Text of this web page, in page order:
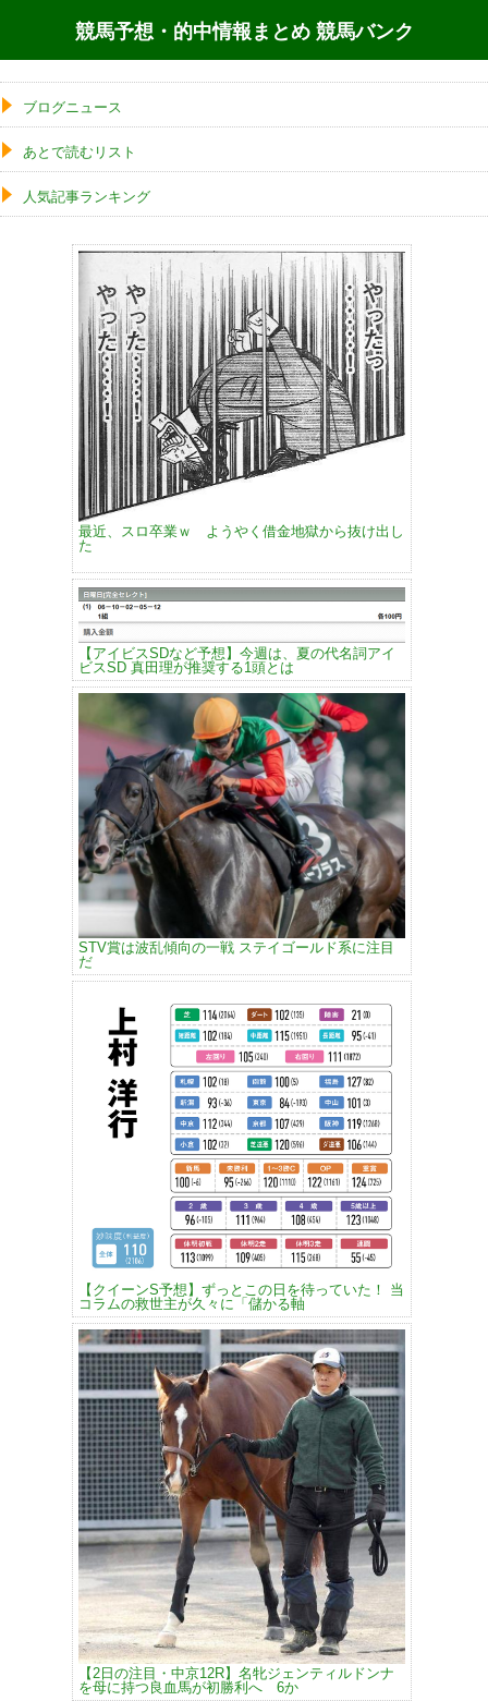
競馬予想・的中情報まとめ 競馬バンク
ブログニュース
あとで読むリスト
人気記事ランキング
最近、スロ卒業ｗ ようやく借金地獄から抜け出し
た
【アイビスSDなど予想】今週は、夏の代名詞アイ
ビスSD 真田理が推奨する1頭とは
STV賞は波乱傾向の一戦 ステイゴールド系に注目
だ
【クイーンS予想】ずっとこの日を待っていた！ 当
コラムの救世主が久々に「儲かる軸
【2日の注目・中京12R】名牝ジェンティルドンナ
を母に持つ良血馬が初勝利へ 6か